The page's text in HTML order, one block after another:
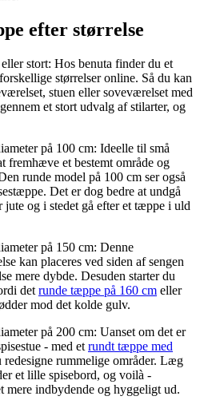
efter størrelse
stort: Hos benuta finder du et
størrelser online. Så du kan
stuen eller soveværelset med
et stort udvalg af stilarter, og
på 100 cm: Ideelle til små
fremhæve et bestemt område og
runde model på 100 cm ser også
Det er dog bedre at undgå
jute og i stedet gå efter et tæppe i uld
på 150 cm: Denne
kan placeres ved siden af sengen
mere dybde. Desuden starter du
det runde tæppe på 160 cm eller
mod det kolde gulv.
på 200 cm: Uanset om det er
- med et rundt tæppe med
redesigne rummelige områder. Læg
et lille spisebord, og voilà -
mere indbydende og hyggeligt ud.